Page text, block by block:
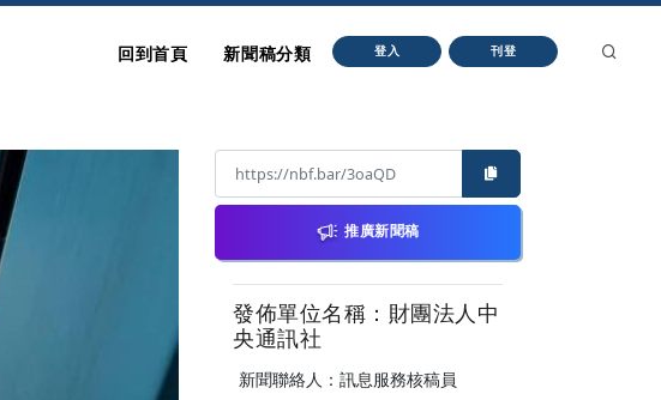
回到首頁 新聞稿分類 登入 刊登
推廣新聞稿
發佈單位名稱：財團法人中
央通訊社
新聞聯絡人：訊息服務核稿員